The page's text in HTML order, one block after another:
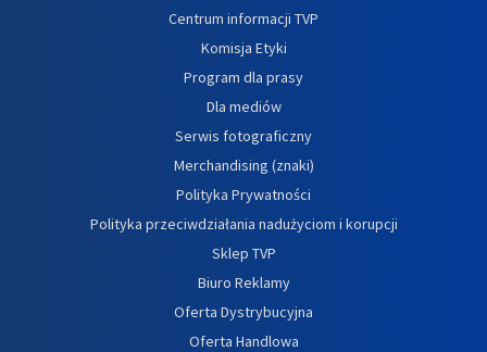
Centrum informacji TVP
Komisja Etyki
Program dla prasy
Dla mediów
Serwis fotograficzny
Merchandising (znaki)
Polityka Prywatności
Polityka przeciwdziałania nadużyciom i korupcji
Sklep TVP
Biuro Reklamy
Oferta Dystrybucyjna
Oferta Handlowa